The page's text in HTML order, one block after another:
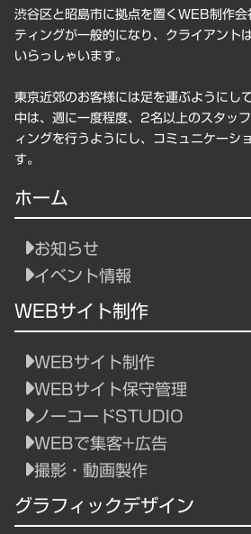
渋谷区と昭島市に拠点を置くWEB制作
ティングが一般的になり、クライアント
いらっしゃいます。
東京近郊のお客様には足を運ぶようにし
中は、週に一度程度、2名以上のスタッ
ィングを行うようにし、コミュニケーシ
す。
ホーム
お知らせ
イベント情報
WEBサイト制作
WEBサイト制作
WEBサイト保守管理
ノーコードSTUDIO
WEBで集客+広告
撮影・動画製作
グラフィックデザイン